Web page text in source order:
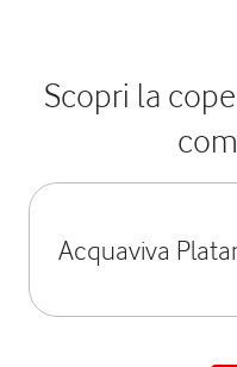
Scopri la
Acquaviva